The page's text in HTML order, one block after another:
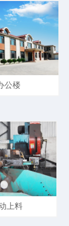
公楼
上料